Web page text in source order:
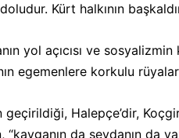
Kürt halkının
yol açıcısı ve
egemenlere korkulu
geçirildiği, Halepçe’dir,
“kavganın da sevdanın da